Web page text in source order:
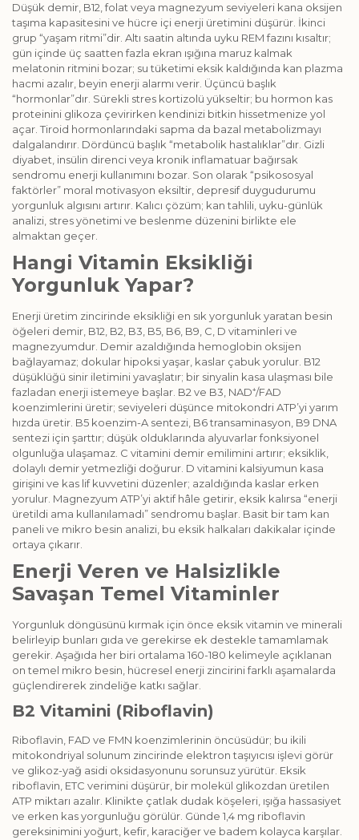
Düşük demir, B12, folat veya magnezyum seviyeleri kana oksijen
taşıma kapasitesini ve hücre içi enerji üretimini düşürür. İkinci
grup “yaşam ritmi”dir. Altı saatin altında uyku REM fazını kısaltır;
gün içinde üç saatten fazla ekran ışığına maruz kalmak
melatonin ritmini bozar; su tüketimi eksik kaldığında kan plazma
hacmi azalır, beyin enerji alarmı verir. Üçüncü başlık
“hormonlar”dır. Sürekli stres kortizolü yükseltir; bu hormon kas
proteinini glikoza çevirirken kendinizi bitkin hissetmenize yol
açar. Tiroid hormonlarındaki sapma da bazal metabolizmayı
dalgalandırır. Dördüncü başlık “metabolik hastalıklar”dır. Gizli
diyabet, insülin direnci veya kronik inflamatuar bağırsak
sendromu enerji kullanımını bozar. Son olarak “psikososyal
faktörler” moral motivasyon eksiltir, depresif duygudurumu
yorgunluk algısını artırır. Kalıcı çözüm; kan tahlili, uyku-günlük
analizi, stres yönetimi ve beslenme düzenini birlikte ele
almaktan geçer.
Hangi Vitamin Eksikliği
Yorgunluk Yapar?
Enerji üretim zincirinde eksikliği en sık yorgunluk yaratan besin
öğeleri demir, B12, B2, B3, B5, B6, B9, C, D vitaminleri ve
magnezyumdur. Demir azaldığında hemoglobin oksijen
bağlayamaz; dokular hipoksi yaşar, kaslar çabuk yorulur. B12
düşüklüğü sinir iletimini yavaşlatır; bir sinyalin kasa ulaşması bile
fazladan enerji istemeye başlar. B2 ve B3, NAD⁺/FAD
koenzimlerini üretir; seviyeleri düşünce mitokondri ATP’yi yarım
hızda üretir. B5 koenzim-A sentezi, B6 transaminasyon, B9 DNA
sentezi için şarttır; düşük olduklarında alyuvarlar fonksiyonel
olgunluğa ulaşamaz. C vitamini demir emilimini artırır; eksiklik,
dolaylı demir yetmezliği doğurur. D vitamini kalsiyumun kasa
girişini ve kas lif kuvvetini düzenler; azaldığında kaslar erken
yorulur. Magnezyum ATP’yi aktif hâle getirir, eksik kalırsa “enerji
üretildi ama kullanılamadı” sendromu başlar. Basit bir tam kan
paneli ve mikro besin analizi, bu eksik halkaları dakikalar içinde
ortaya çıkarır.
Enerji Veren ve Halsizlikle
Savaşan Temel Vitaminler
Yorgunluk döngüsünü kırmak için önce eksik vitamin ve minerali
belirleyip bunları gıda ve gerekirse ek destekle tamamlamak
gerekir. Aşağıda her biri ortalama 160-180 kelimeyle açıklanan
on temel mikro besin, hücresel enerji zincirini farklı aşamalarda
güçlendirerek zindeliğe katkı sağlar.
B2 Vitamini (Riboflavin)
Riboflavin, FAD ve FMN koenzimlerinin öncüsüdür; bu ikili
mitokondriyal solunum zincirinde elektron taşıyıcısı işlevi görür
ve glikoz-yağ asidi oksidasyonunu sorunsuz yürütür. Eksik
riboflavin, ETC verimini düşürür, bir molekül glikozdan üretilen
ATP miktarı azalır. Klinikte çatlak dudak köşeleri, ışığa hassasiyet
ve erken kas yorgunluğu görülür. Günde 1,4 mg riboflavin
gereksinimini yoğurt, kefir, karaciğer ve badem kolayca karşılar.